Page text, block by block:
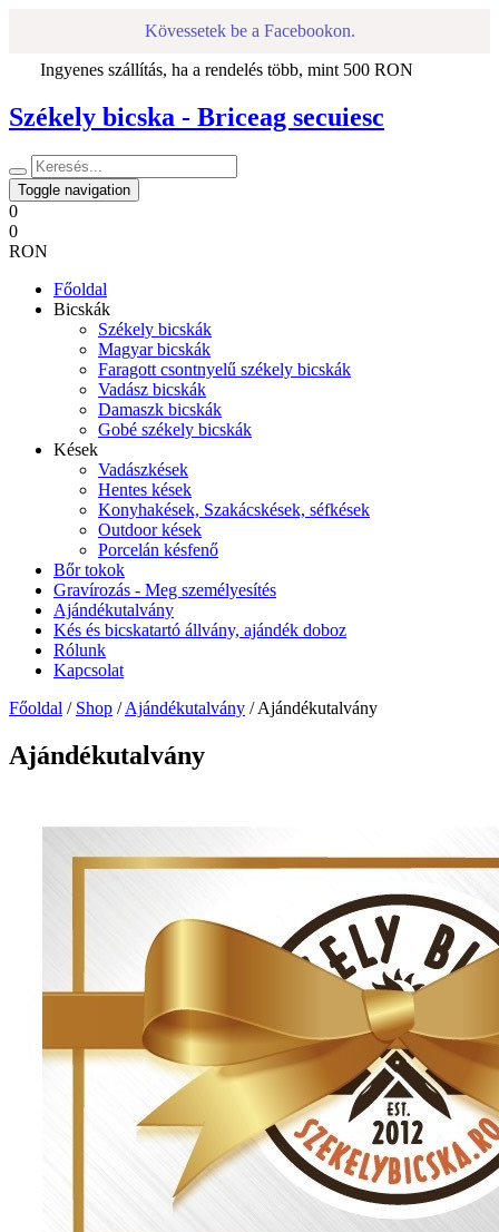
Kövessetek be a Facebookon.
Ingyenes szállítás, ha a rendelés több, mint 500 RON
Székely bicska - Briceag secuiesc
Toggle navigation
0
0
RON
Főoldal
Bicskák
Székely bicskák
Magyar bicskák
Faragott csontnyelű székely bicskák
Vadász bicskák
Damaszk bicskák
Gobé székely bicskák
Kések
Vadászkések
Hentes kések
Konyhakések, Szakácskések, séfkések
Outdoor kések
Porcelán késfenő
Bőr tokok
Gravírozás - Meg személyesítés
Ajándékutalvány
Kés és bicskatartó állvány, ajándék doboz
Rólunk
Kapcsolat
Főoldal / Shop /Ajándékutalvány / Ajándékutalvány
Ajándékutalvány